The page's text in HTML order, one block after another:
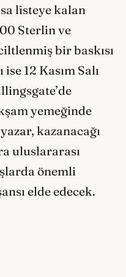
listeye kalan
Sterlin ve
bir baskısı
12 Kasım Salı
yemeğinde
kazanacağı
uluslararası
önemli
elde edecek.